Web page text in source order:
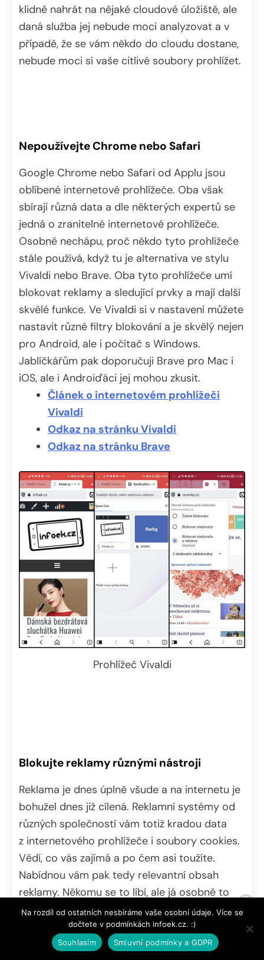
klidně nahrát na nějaké cloudové úložiště, ale
daná služba jej nebude moci analyzovat a v
případě, že se vám někdo do cloudu dostane,
nebude moci si vaše citlivé soubory prohlížet.
Nepoužívejte Chrome nebo Safari
Google Chrome nebo Safari od Applu jsou
oblíbené internetové prohlížeče. Oba však
sbírají různá data a dle některých expertů se
jedná o zranitelné internetové prohlížeče.
Osobně nechápu, proč někdo tyto prohlížeče
stále používá, když tu je alternativa ve stylu
Vivaldi nebo Brave. Oba tyto prohlížeče umí
blokovat reklamy a sledující prvky a mají další
skvělé funkce. Ve Vivaldi si v nastavení můžete
nastavit různé filtry blokování a je skvělý nejen
pro Android, ale i počítač s Windows.
Jablíčkářům pak doporučuji Brave pro Mac i
iOS, ale i Androiďáci jej mohou zkusit.
Článek o internetovém prohlížeči
Vivaldi
Odkaz na stránku Vivaldi
Odkaz na stránku Brave
Prohlížeč Vivaldi
Blokujte reklamy různými nástroji
Reklama je dnes úplně všude a na internetu je
bohužel dnes již cílená. Reklamní systémy od
různých společností vám totiž kradou data
z internetového prohlížeče i soubory cookies.
Vědí, co vás zajímá a po čem asi toužíte.
Nabídnou vám pak tedy relevantní obsah
reklamy. Někomu se to líbí, ale já osobně to
považuji za bezpečnostní riziko. Nikdo nemá
totiž jistotu, zda jsou získaná data skutečně
anonymizována, zda je nelze spojit s některým
Na rozdíl od ostatních nesbíráme vaše osobní údaje. Více se
dočtete v podmínkách infoek.cz. :)
Souhlasím
Smluvní podmínky a GDPR